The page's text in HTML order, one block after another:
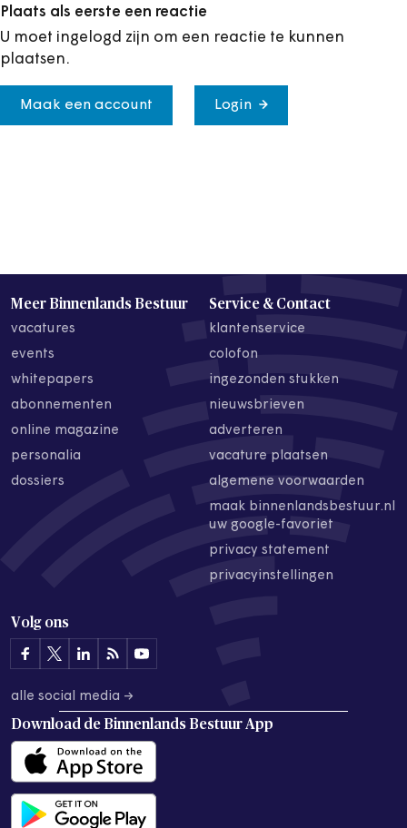
Plaats als eerste een reactie
U moet ingelogd zijn om een reactie te kunnen
plaatsen.
Maak een account Login
Meer Binnenlands Bestuur
vacatures
events
whitepapers
abonnementen
online magazine
personalia
dossiers
Service & Contact
klantenservice
colofon
ingezonden stukken
nieuwsbrieven
adverteren
vacature plaatsen
algemene voorwaarden
maak binnenlandsbestuur.nl
uw google-favoriet
privacy statement
privacyinstellingen
Volg ons
alle social media →
Download de Binnenlands Bestuur App